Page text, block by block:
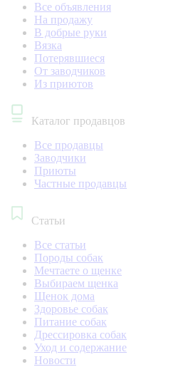
Все объявления
На продажу
В добрые руки
Вязка
Потерявшиеся
От заводчиков
Из приютов
Каталог продавцов
Все продавцы
Заводчики
Приюты
Частные продавцы
Статьи
Все статьи
Породы собак
Мечтаете о щенке
Выбираем щенка
Щенок дома
Здоровье собак
Питание собак
Дрессировка собак
Уход и содержание
Новости